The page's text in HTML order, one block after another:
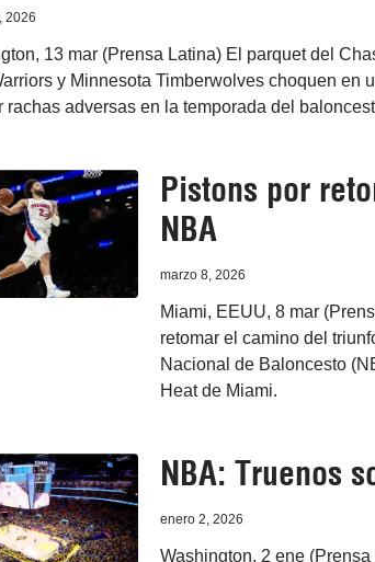
2026
13 mar (Prensa Latina) El parquet del
y Minnesota Timberwolves choquen en
rachas adversas en la temporada del
Pistons por
NBA
marzo 8, 2026
Miami, EEUU, 8 mar
retomar el camino del
Nacional de Baloncesto
Heat de Miami.
NBA: Truenos
enero 2, 2026
Washington, 2 ene